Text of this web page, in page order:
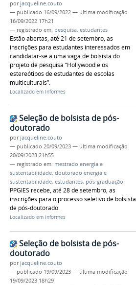
por jacqueline.couto
— publicado 16/09/2022 — última modificação
16/09/2022 17h21
— registrado em: pesquisa, estudantes
Estão abertas, até 21 de setembro, as
inscrições para estudantes interessados em
candidatar-se a uma vaga de bolsista do
projeto de pesquisa “Hollywood e os
estereótipos de estudantes de escolas
multiculturais”.
Localizado em Informes
Seleção de bolsista de pós-
doutorado
por jacqueline.couto
— publicado 20/09/2023 — última modificação
20/09/2023 21h55
— registrado em: mestrado energia e
sustentabilidade, doutorado energia e
sustentabilidade, estudantes, pós-graduação
PPGIES recebe, até 28 de setembro, as
inscrições para o processo seletivo de bolsista
de pós-doutorado.
Localizado em Informes
Seleção de bolsista de pós-
doutorado
por jacqueline.couto
— publicado 19/09/2023 — última modificação
19/09/2023 18h29